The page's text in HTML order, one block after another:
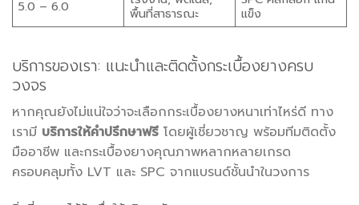
5.0 – 6.0
พื้นที่สาธารณะ
แข็ง
บริการของเรา: แนะนำและติดตั้งกระเบื้องยางครบ
วงจร
หากคุณยังไม่แน่ใจว่าจะเลือกกระเบื้องยางหนาเท่าไหร่ดี ทาง
เรามี บริการให้คำปรึกษาฟรี โดยผู้เชี่ยวชาญ พร้อมทีมติดตั้ง
มืออาชีพ และกระเบื้องยางคุณภาพหลากหลายเกรด
ครอบคลุมทั้ง LVT และ SPC จากแบรนด์ชั้นนำในวงการ